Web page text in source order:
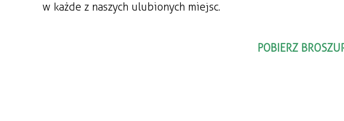
GAZETA SAMORZĄDOWA
w każde z naszych ulubionych miejsc.
POBIERZ